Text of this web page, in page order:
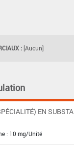
: [Aucun]
EN
: 10 mg/Unité